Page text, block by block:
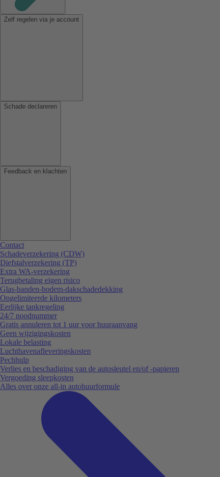
Zelf regelen via je account
Schade declareren
Feedback en klachten
Contact
Schadeverzekering (CDW)
Diefstalverzekering (TP)
Extra WA-verzekering
Terugbetaling eigen risico
Glas-banden-bodem-dakschadedekking
Ongelimiteerde kilometers
Eerlijke tankregeling
24/7 noodnummer
Gratis annuleren tot 1 uur voor huuraanvang
Geen wijzigingskosten
Lokale belasting
Luchthavenafleveringskosten
Pechhulp
Verlies en beschadiging van de autosleutel en/of -papieren
Vergoeding sleepkosten
Alles over onze all-in autohuurformule